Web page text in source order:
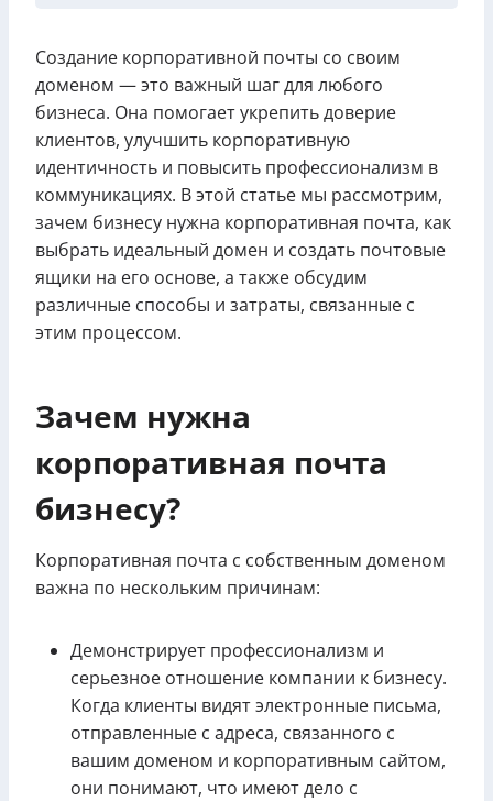
Создание корпоративной почты со своим
доменом — это важный шаг для любого
бизнеса. Она помогает укрепить доверие
клиентов, улучшить корпоративную
идентичность и повысить профессионализм в
коммуникациях. В этой статье мы рассмотрим,
зачем бизнесу нужна корпоративная почта, как
выбрать идеальный домен и создать почтовые
ящики на его основе, а также обсудим
различные способы и затраты, связанные с
этим процессом.
Зачем нужна
корпоративная почта
бизнесу?
Корпоративная почта с собственным доменом
важна по нескольким причинам:
Демонстрирует профессионализм и
серьезное отношение компании к бизнесу.
Когда клиенты видят электронные письма,
отправленные с адреса, связанного с
вашим доменом и корпоративным сайтом,
они понимают, что имеют дело с